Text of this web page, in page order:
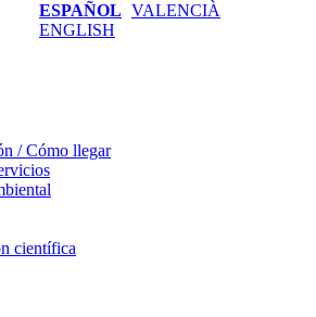
ESPAÑOL VALENCIÀ
ENGLISH
/ Cómo llegar
científica